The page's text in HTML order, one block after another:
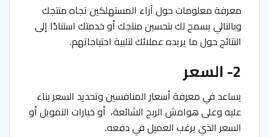
معرفة معلومات حول آراء المستهلكين تجاه منتجك
وبالتالي يسمح لك بتحسين منتجك أو خدمتك استنادًا إلى
النتائج حول ما يريده عملائك لتلبية احتياجاتهم.
2- السعر
يساعد في معرفة أسعار المنافسين وتحديد السعر بناء
عليه وعلى هوامش الربح الشائعة، أو خيارات التمويل أو
السعر الذي يرغب العميل في دفعه.